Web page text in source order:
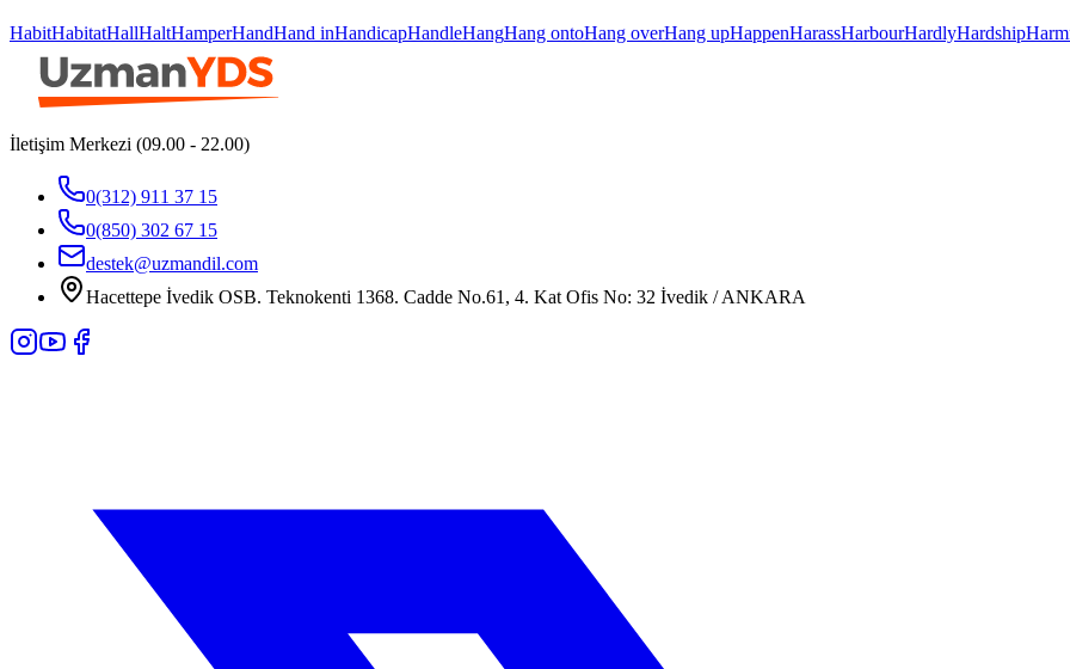
HabitHabitatHallHaltHamperHandHand inHandicapHandleHangHang ontoHang overHang upHappenHarassHarbourHardlyHardship
İletişim Merkezi (09.00 - 22.00)
0(312) 911 37 15
0(850) 302 67 15
destek@uzmandil.com
Hacettepe İvedik OSB. Teknokenti 1368. Cadde No.61, 4. Kat Ofis No: 32 İvedik / ANKARA